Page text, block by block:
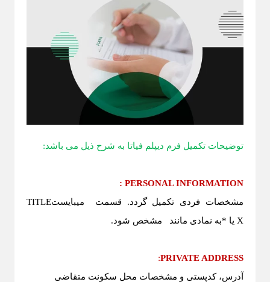
توضیحات تکمیل فرم دیپلم فیاتا به شرح ذیل می باشد:
PERSONAL INFORMATION
:
مشخصات فردی تکمیل گردد. قسمت
TITLEمیبایست
به نمادی مانند* یا X مشخص شود.
PRIVATE ADDRESS
:
آدرس، کدپستی و مشخصات محل سکونت متقاضی